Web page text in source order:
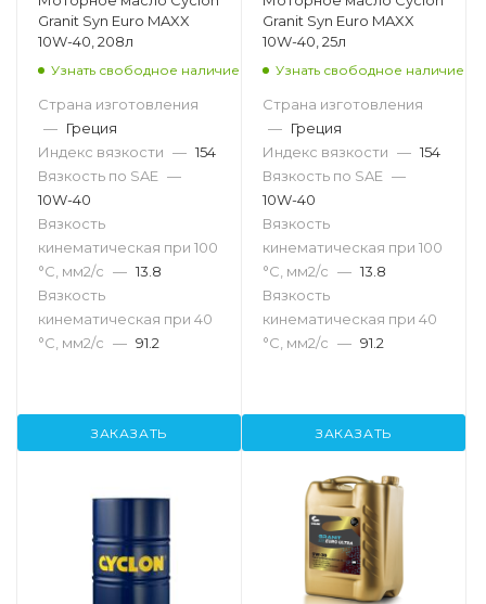
Granit Syn Euro MAXX
10W-40, 208л
Узнать свободное наличие
Страна изготовления
— Греция
Индекс вязкости — 154
Вязкость по SAE —
10W-40
Вязкость
кинематическая при 100
°С, мм2/с — 13.8
Вязкость
кинематическая при 40
°С, мм2/с — 91.2
ЗАКАЗАТЬ
Granit Syn Euro MAXX
10W-40, 25л
Узнать свободное наличие
Страна изготовления
— Греция
Индекс вязкости — 154
Вязкость по SAE —
10W-40
Вязкость
кинематическая при 100
°С, мм2/с — 13.8
Вязкость
кинематическая при 40
°С, мм2/с — 91.2
ЗАКАЗАТЬ